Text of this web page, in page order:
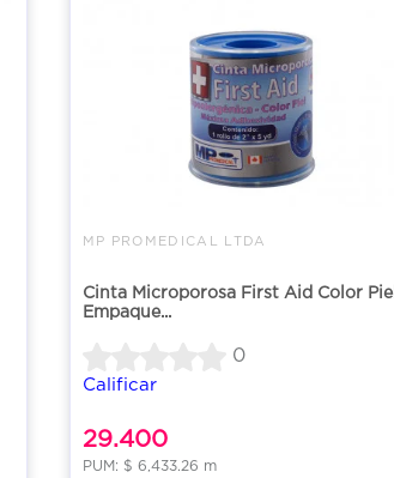
MP PROMEDICAL LTDA
Cinta Microporosa First Aid Color Piel
Empaque...
0
Calificar
29.400
PUM: $ 6,433.26 m